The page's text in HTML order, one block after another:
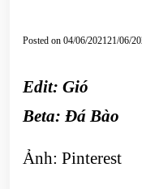
Posted on 04/06/202121/06/
Edit: Gió
Beta: Đá Bào
Ảnh: Pinterest